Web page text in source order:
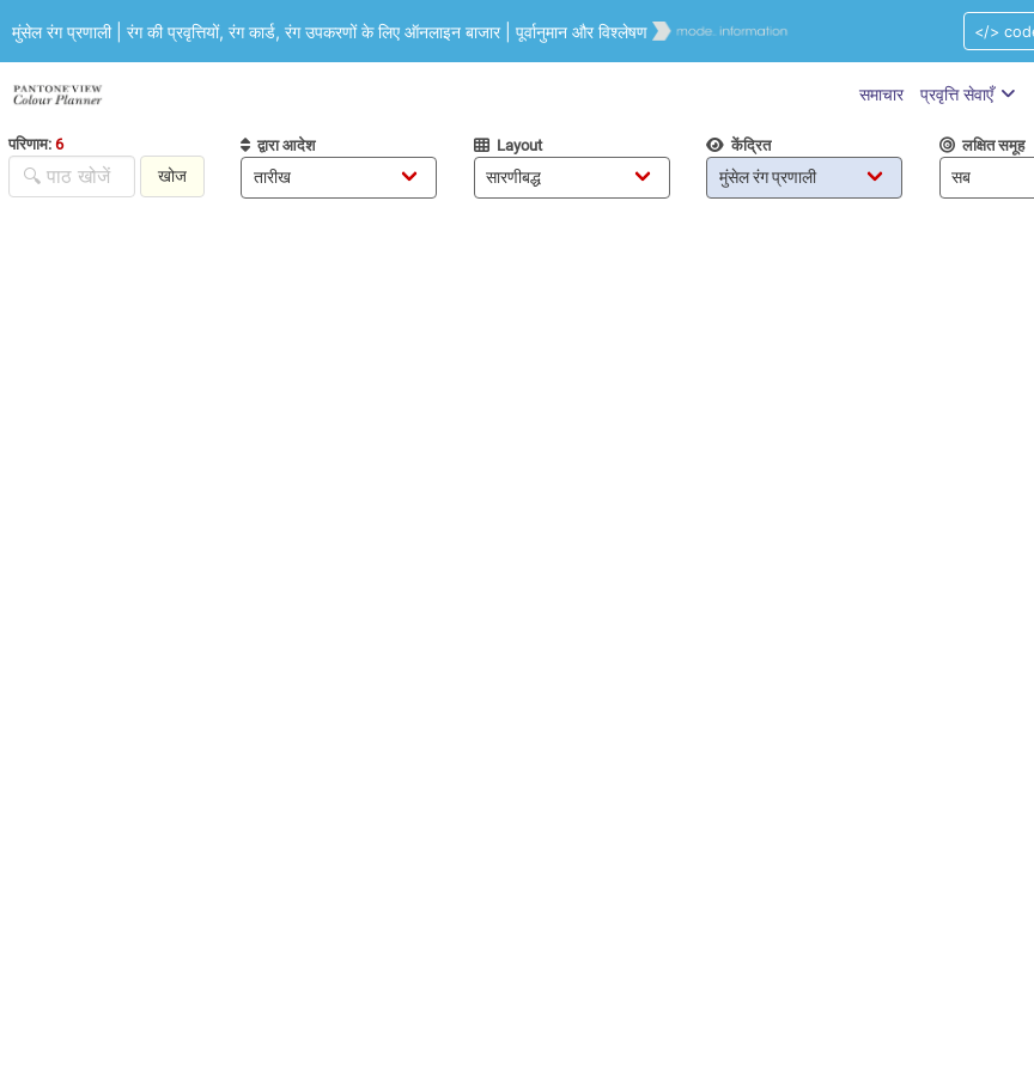
मुंसेल रंग प्रणाली | रंग की प्रवृत्तियों, रंग कार्ड, रंग उपकरणों के लिए ऑनलाइन बाजार | पूर्वानुमान और विश्लेषण
समाचार प्रवृत्ति सेवाएँ
परिणाम: 6
खोज
द्वारा आदेश Layout केंद्रित लक्षित समूह